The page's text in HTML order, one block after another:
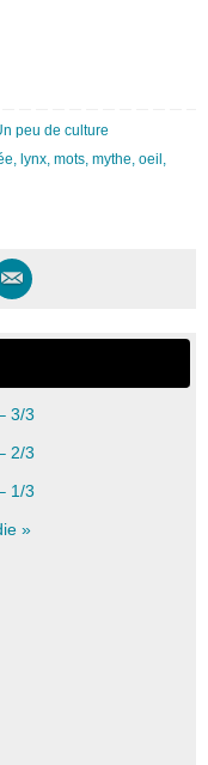
peu de culture
, lynx, mots, mythe, oeil ,
3/3
2/3
1/3
»